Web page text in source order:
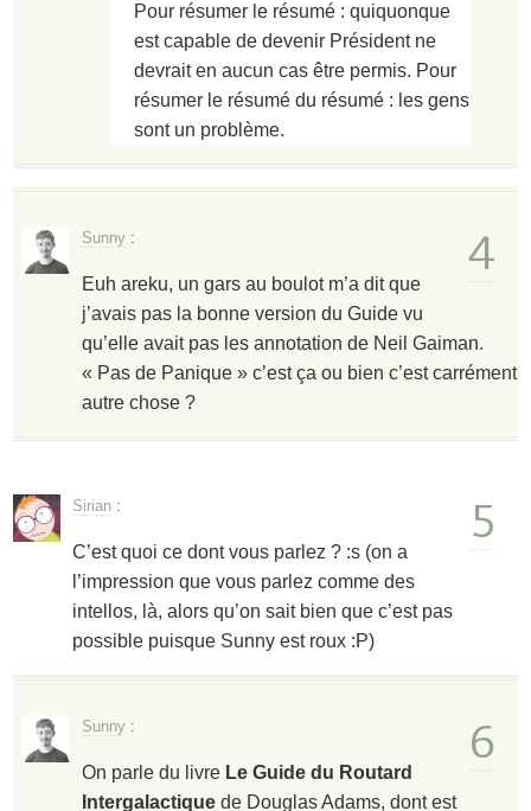
Pour résumer le résumé : quiquonque
est capable de devenir Président ne
devrait en aucun cas être permis. Pour
résumer le résumé du résumé : les gens
sont un problème.
4
Sunny :
Euh areku, un gars au boulot m’a dit que
j’avais pas la bonne version du Guide vu
qu’elle avait pas les annotation de Neil Gaiman.
« Pas de Panique » c’est ça ou bien c’est carrément
autre chose ?
5
Sirian :
C’est quoi ce dont vous parlez ? :s (on a
l’impression que vous parlez comme des
intellos, là, alors qu’on sait bien que c’est pas
possible puisque Sunny est roux :P)
6
Sunny :
On parle du livre Le Guide du Routard
Intergalactique de Douglas Adams, dont est